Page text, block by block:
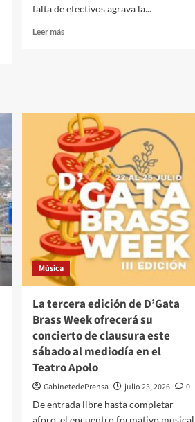
falta de efectivos agrava la...
Leer másLeer
que
garantice
la
seguridad
de
su
plantilla
frente
al
calor
y
denuncia
la
de
personal
para
afrontar
el
verano
Música
La tercera edición de D’Gata
Brass Week ofrecerá su
concierto de clausura este
sábado al mediodía en el
Teatro Apolo
GabinetedePrensa julio 23, 2026
0
De entrada libre hasta completar
aforo, el encuentro formativo musical